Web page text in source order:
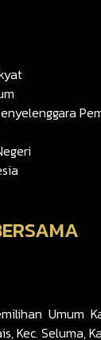
Umum
Kec. Seluma,